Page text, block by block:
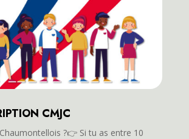
CMJC
?👉️ Si tu as entre 10